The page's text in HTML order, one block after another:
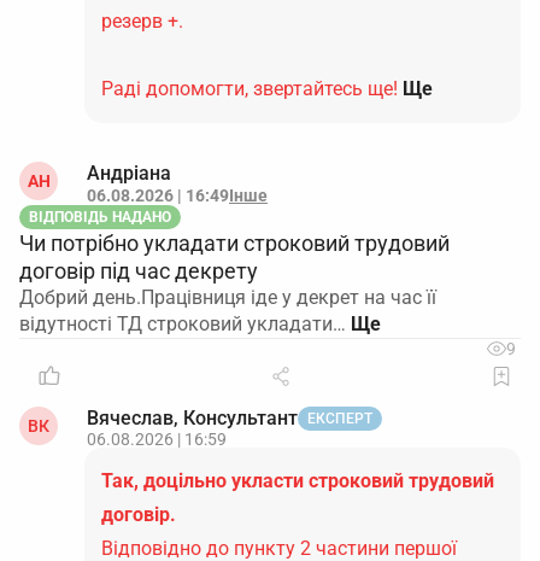
резерв +.
Раді допомогти, звертайтесь ще! Ще
АН Андріана
06.08.2026 | 16:49Інше
ВІДПОВІДЬ НАДАНО
Чи потрібно укладати строковий трудовий
договір під час декрету
Добрий день.Працівниця іде у декрет на час її
відутності ТД строковий укладати…
9
ВК Вячеслав, Консультант ЕКСПЕРТ
06.08.2026 | 16:59
Так, доцільно укласти строковий трудовий
договір.
Відповідно до пункту 2 частини першої